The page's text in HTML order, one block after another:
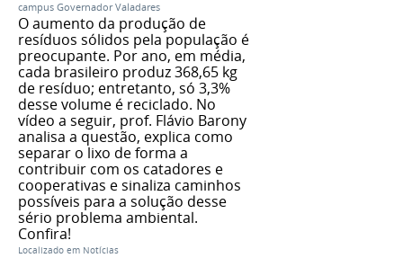
campus Governador Valadares
O aumento da produção de
resíduos sólidos pela população é
preocupante. Por ano, em média,
cada brasileiro produz 368,65 kg
de resíduo; entretanto, só 3,3%
desse volume é reciclado. No
vídeo a seguir, prof. Flávio Barony
analisa a questão, explica como
separar o lixo de forma a
contribuir com os catadores e
cooperativas e sinaliza caminhos
possíveis para a solução desse
sério problema ambiental.
Confira!
Localizado em Notícias